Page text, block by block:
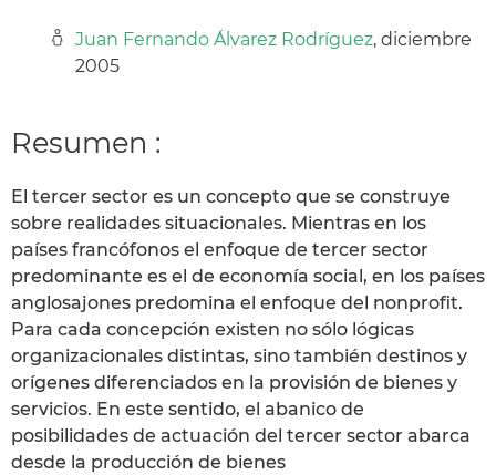
Juan Fernando Álvarez Rodríguez, diciembre
2005
Resumen :
El tercer sector es un concepto que se construye
sobre realidades situacionales. Mientras en los
países francófonos el enfoque de tercer sector
predominante es el de economía social, en los países
anglosajones predomina el enfoque del nonprofit.
Para cada concepción existen no sólo lógicas
organizacionales distintas, sino también destinos y
orígenes diferenciados en la provisión de bienes y
servicios. En este sentido, el abanico de
posibilidades de actuación del tercer sector abarca
desde la producción de bienes